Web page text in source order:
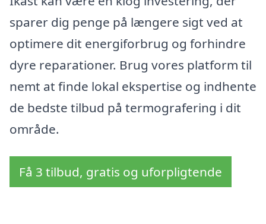
sparer dig penge på længere sigt ved at
optimere dit energiforbrug og forhindre
dyre reparationer. Brug vores platform til
nemt at finde lokal ekspertise og indhente
de bedste tilbud på termografering i dit
område.
Få 3 tilbud, gratis og uforpligtende